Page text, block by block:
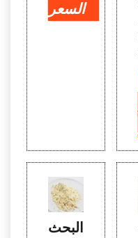
السعر
البحث